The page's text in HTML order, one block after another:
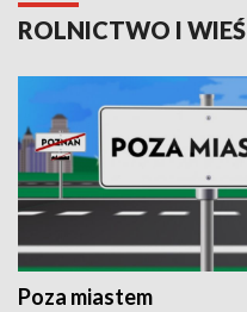
ROLNICTWO I WIEŚ
Poza miastem